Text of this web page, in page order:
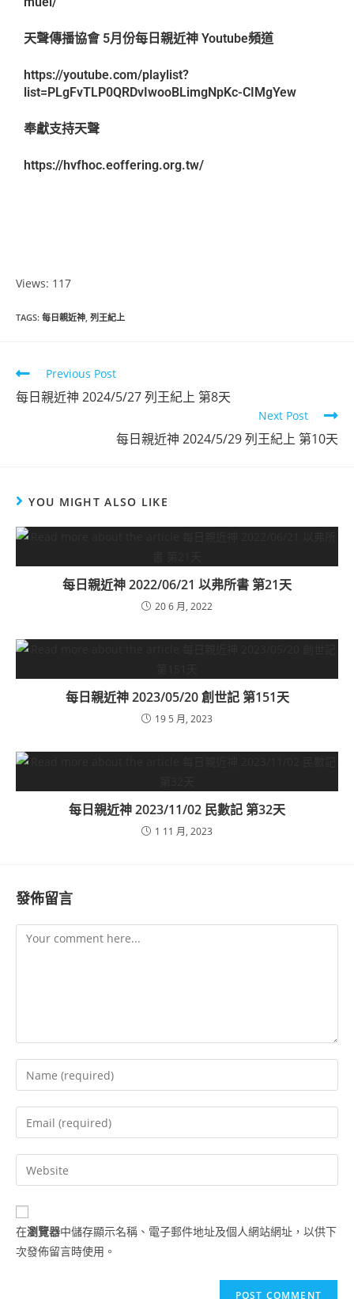
天聲傳播協會 5月份每日親近神 Youtube頻道
https://youtube.com/playlist?
list=PLgFvTLP0QRDvIwooBLimgNpKc-CIMgYew
奉獻支持天聲
https://hvfhoc.eoffering.org.tw/
Views: 117
TAGS: 每日親近神, 列王紀上
Previous Post
每日親近神 2024/5/27 列王紀上 第8天
Next Post
每日親近神 2024/5/29 列王紀上 第10天
YOU MIGHT ALSO LIKE
每日親近神 2022/06/21 以弗所書 第21天
20 6 月, 2022
每日親近神 2023/05/20 創世記 第151天
19 5 月, 2023
每日親近神 2023/11/02 民數記 第32天
1 11 月, 2023
發佈留言
在瀏覽器中儲存顯示名稱、電子郵件地址及個人網站網址，以供下
次發佈留言時使用。